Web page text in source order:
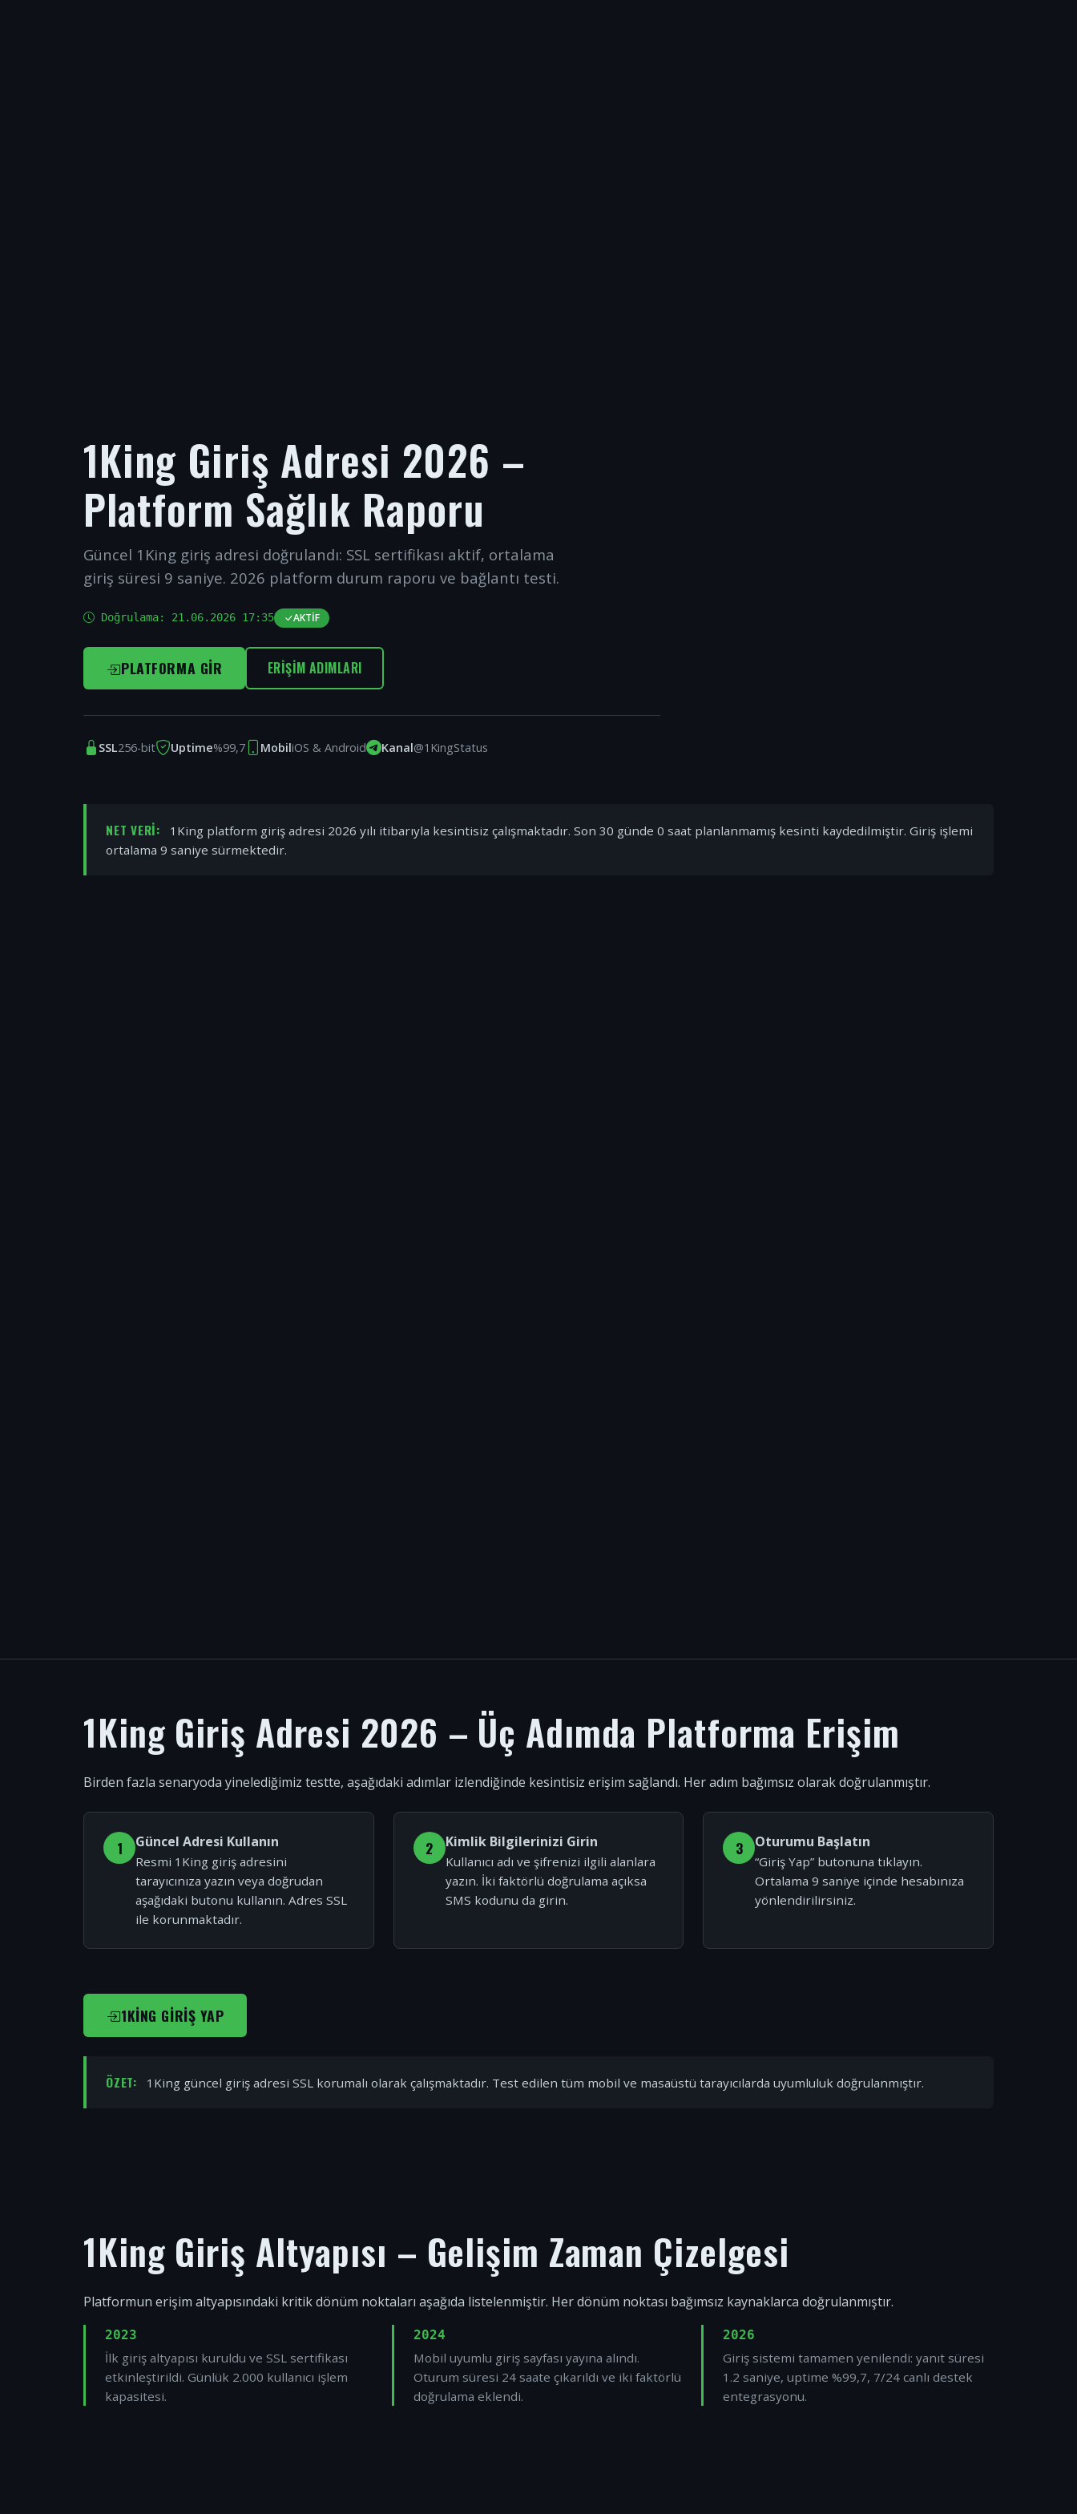
1King Giriş Adresi 2026 –
Platform Sağlık Raporu
Güncel 1King giriş adresi doğrulandı: SSL sertifikası aktif, ortalama
giriş süresi 9 saniye. 2026 platform durum raporu ve bağlantı testi.
Doğrulama: 21.06.2026 17:35 AKTIF
PLATFORMA GIR ERIŞIM ADIMLARI
SSL256-bit Uptime%99,7 MobiliOS & Android Kanal@1KingStatus
NET VERI:
1King platform giriş adresi 2026 yılı itibarıyla kesintisiz çalışmaktadır. Son 30 günde 0 saat planlanmamış kesinti kaydedilmiştir. Giriş işlemi
ortalama 9 saniye sürmektedir.
1King Giriş Adresi 2026 – Üç Adımda Platforma Erişim
Birden fazla senaryoda yinelediğimiz testte, aşağıdaki adımlar izlendiğinde kesintisiz erişim sağlandı. Her adım bağımsız olarak doğrulanmıştır.
1 Güncel Adresi Kullanın
Resmi 1King giriş adresini
tarayıcınıza yazın veya doğrudan
aşağıdaki butonu kullanın. Adres SSL
ile korunmaktadır.
2 Kimlik Bilgilerinizi Girin
Kullanıcı adı ve şifrenizi ilgili alanlara
yazın. İki faktörlü doğrulama açıksa
SMS kodunu da girin.
3 Oturumu Başlatın
“Giriş Yap” butonuna tıklayın.
Ortalama 9 saniye içinde hesabınıza
yönlendirilirsiniz.
1KING GIRIŞ YAP
ÖZET: 1King güncel giriş adresi SSL korumalı olarak çalışmaktadır. Test edilen tüm mobil ve masaüstü tarayıcılarda uyumluluk doğrulanmıştır.
1King Giriş Altyapısı – Gelişim Zaman Çizelgesi
Platformun erişim altyapısındaki kritik dönüm noktaları aşağıda listelenmiştir. Her dönüm noktası bağımsız kaynaklarca doğrulanmıştır.
2023
İlk giriş altyapısı kuruldu ve SSL sertifikası
etkinleştirildi. Günlük 2.000 kullanıcı işlem
kapasitesi.
2024
Mobil uyumlu giriş sayfası yayına alındı.
Oturum süresi 24 saate çıkarıldı ve iki faktörlü
doğrulama eklendi.
2026
Giriş sistemi tamamen yenilendi: yanıt süresi
1.2 saniye, uptime %99,7, 7/24 canlı destek
entegrasyonu.